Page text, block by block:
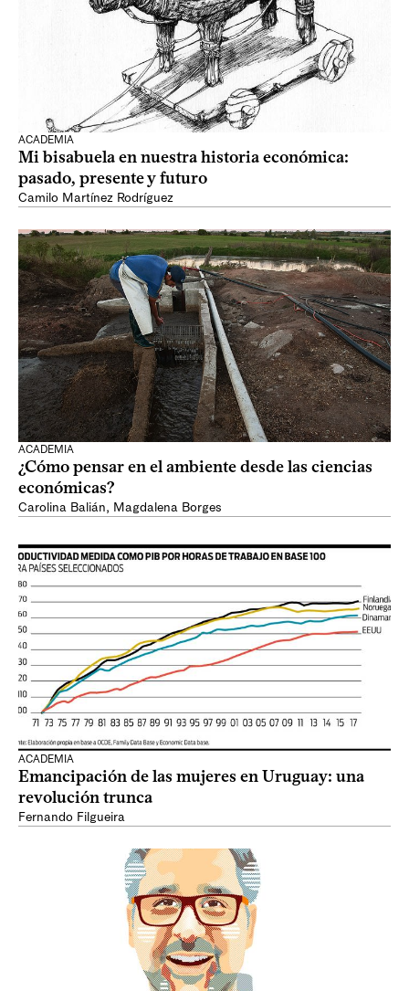
ACADEMIA
Mi bisabuela en nuestra historia económica:
pasado, presente y futuro
Camilo Martínez Rodríguez
ACADEMIA
¿Cómo pensar en el ambiente desde las ciencias
económicas?
Carolina Balián, Magdalena Borges
ACADEMIA
Emancipación de las mujeres en Uruguay: una
revolución trunca
Fernando Filgueira